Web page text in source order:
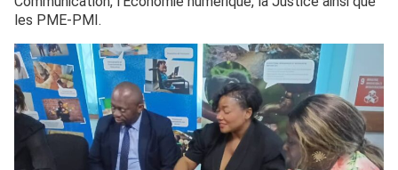
les PME-PMI.